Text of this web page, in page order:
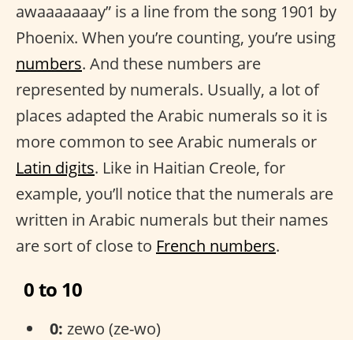
awaaaaaaay” is a line from the song 1901 by
Phoenix. When you’re counting, you’re using
numbers. And these numbers are
represented by numerals. Usually, a lot of
places adapted the Arabic numerals so it is
more common to see Arabic numerals or
Latin digits. Like in Haitian Creole, for
example, you’ll notice that the numerals are
written in Arabic numerals but their names
are sort of close to French numbers.
0 to 10
0: zewo (ze-wo)